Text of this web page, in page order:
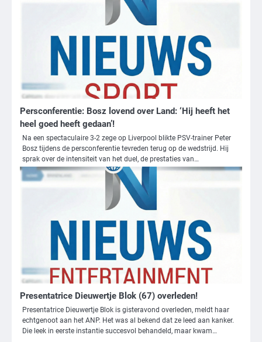
Persconferentie: Bosz lovend over Land: ‘Hij heeft het
heel goed heeft gedaan’!
Na een spectaculaire 3-2 zege op Liverpool blikte PSV-trainer Peter
Bosz tijdens de persconferentie tevreden terug op de wedstrijd. Hij
sprak over de intensiteit van het duel, de prestaties van…
Presentatrice Dieuwertje Blok (67) overleden!
Presentatrice Dieuwertje Blok is gisteravond overleden, meldt haar
echtgenoot aan het ANP. Het was al bekend dat ze leed aan kanker.
Die leek in eerste instantie succesvol behandeld, maar kwam…
Nick Reiner, zoon van regisseur Rob
Reiner, gearresteerd na dood ouders
4